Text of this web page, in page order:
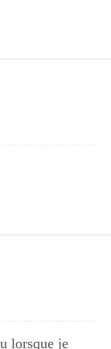
lorsque je